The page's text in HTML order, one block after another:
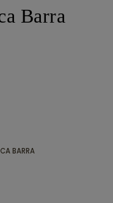
Barra
BARRA